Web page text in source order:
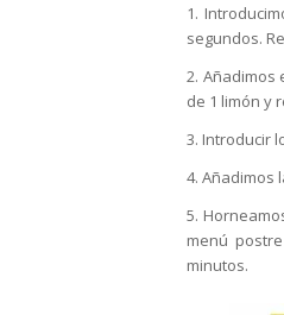
1.
segundos.
2. Añadimos
de 1 limón y
3. Introducir
4. Añadimos
5.
menú
minutos.